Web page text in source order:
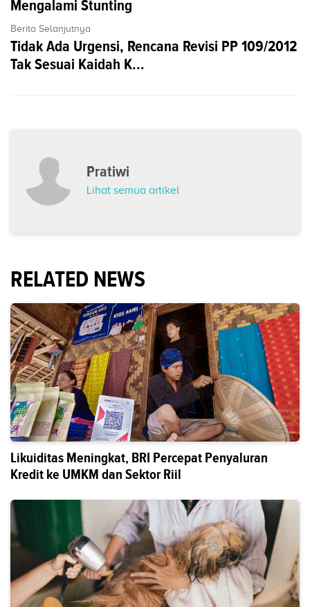
Mengalami Stunting
Berita Selanjutnya
Tidak Ada Urgensi, Rencana Revisi PP 109/2012
Tak Sesuai Kaidah K...
Pratiwi
Lihat semua artikel
RELATED NEWS
Likuiditas Meningkat, BRI Percepat Penyaluran
Kredit ke UMKM dan Sektor Riil